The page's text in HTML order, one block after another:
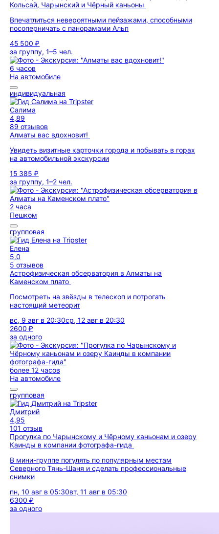
Кольсай, Чарынский и Чёрный каньоны
Впечатлиться невероятными пейзажами, способными
посоперничать с панорамами Альп
45 500 ₽
за группу, 1–5 чел.
6 часов
На автомобиле
индивидуальная
Салима
4,89
89 отзывов
Алматы вас вдохновит!
Увидеть визитные карточки города и побывать в горах
на автомобильной экскурсии
15 385 ₽
за группу, 1–2 чел.
2 часа
Пешком
групповая
Елена
5,0
5 отзывов
Астрофизическая обсерватория в Алматы на
Каменском плато
Посмотреть на звёзды в телескоп и потрогать
настоящий метеорит
вс, 9 авг в 20:30ср, 12 авг в 20:30
2600 ₽
за одного
более 12 часов
На автомобиле
групповая
Дмитрий
4,95
101 отзыв
Прогулка по Чарынскому и Чёрному каньонам и озеру
Каинды в компании фотографа-гида
В мини-группе погулять по популярным местам
Северного Тянь-Шаня и сделать профессиональные
снимки
пн, 10 авг в 05:30вт, 11 авг в 05:30
6300 ₽
за одного